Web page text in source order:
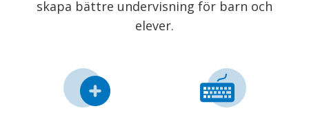
skapa bättre undervisning för barn och
elever.